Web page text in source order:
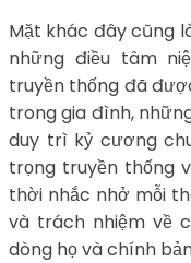
Mặt khác đây cũng
những điều tâm
truyền thống đã
trong gia đình,
duy trì kỷ cương
trọng truyền thống
thời nhắc nhở mỗi
và trách nhiệm về
dòng họ và chính